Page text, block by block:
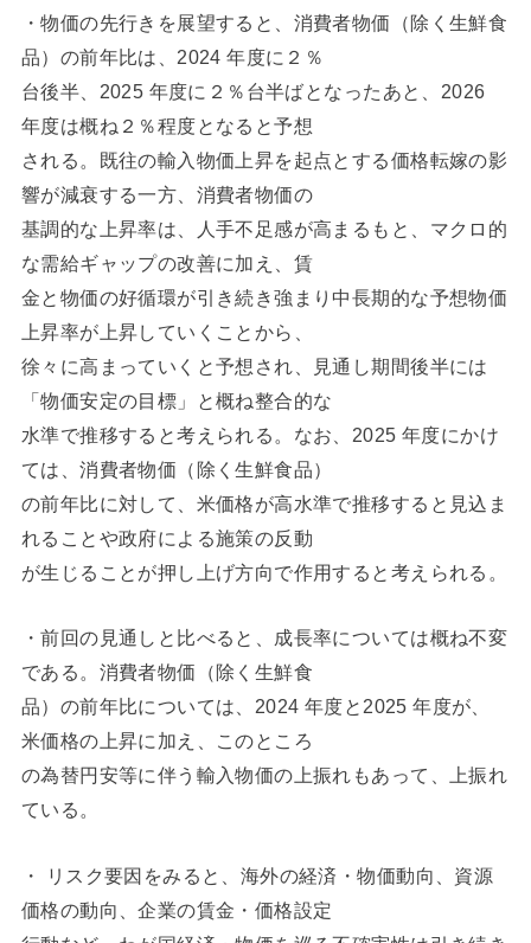
・物価の先行きを展望すると、消費者物価（除く生鮮食
品）の前年比は、2024 年度に２％
台後半、2025 年度に２％台半ばとなったあと、2026
年度は概ね２％程度となると予想
される。既往の輸入物価上昇を起点とする価格転嫁の影
響が減衰する一方、消費者物価の
基調的な上昇率は、人手不足感が高まるもと、マクロ的
な需給ギャップの改善に加え、賃
金と物価の好循環が引き続き強まり中長期的な予想物価
上昇率が上昇していくことから、
徐々に高まっていくと予想され、見通し期間後半には
「物価安定の目標」と概ね整合的な
水準で推移すると考えられる。なお、2025 年度にかけ
ては、消費者物価（除く生鮮食品）
の前年比に対して、米価格が高水準で推移すると見込ま
れることや政府による施策の反動
が生じることが押し上げ方向で作用すると考えられる。
・前回の見通しと比べると、成長率については概ね不変
である。消費者物価（除く生鮮食
品）の前年比については、2024 年度と2025 年度が、
米価格の上昇に加え、このところ
の為替円安等に伴う輸入物価の上振れもあって、上振れ
ている。
・ リスク要因をみると、海外の経済・物価動向、資源
価格の動向、企業の賃金・価格設定